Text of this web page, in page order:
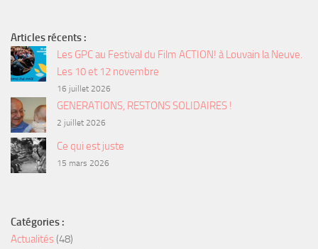
Articles récents :
Les GPC au Festival du Film ACTION! à Louvain la Neuve.
Les 10 et 12 novembre
16 juillet 2026
GENERATIONS, RESTONS SOLIDAIRES !
2 juillet 2026
Ce qui est juste
15 mars 2026
Catégories :
Actualités (48)